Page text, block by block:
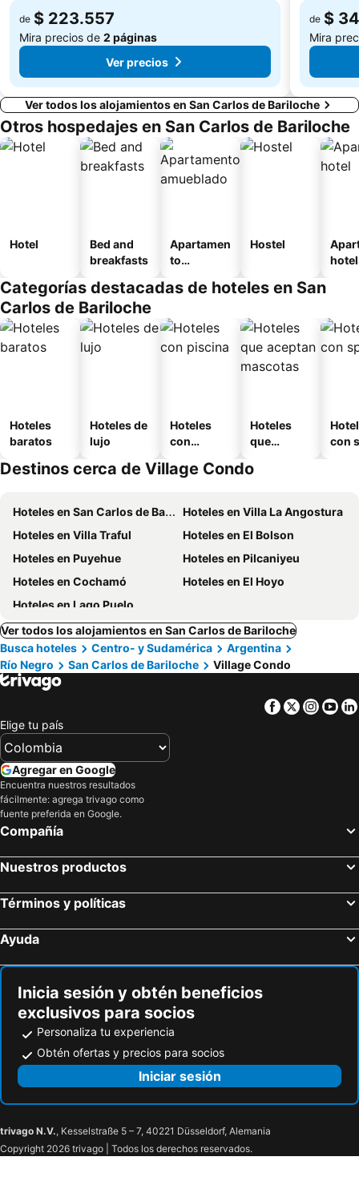
de $ 223.557
Mira precios de 2 páginas
Ver precios
de $
Mira
Ver todos los alojamientos en San Carlos de Bariloche
Otros hospedajes en San Carlos de Bariloche
Hotel
Bed and
breakfasts
Apartamen
to
o
Hostel
hotel
Categorías destacadas de hoteles en San
Carlos de Bariloche
Hoteles
baratos
Hoteles de
lujo
Hoteles
con
Hoteles
que
mascotas
con
Destinos cerca de Village Condo
Hoteles en San Carlos de Bariloche
Hoteles en Villa La Angostura
Hoteles en Villa Traful
Hoteles en El Bolson
Hoteles en Puyehue
Hoteles en Pilcaniyeu
Hoteles en Cochamó
Hoteles en El Hoyo
Hoteles en Lago Puelo
Ver todos los alojamientos en San Carlos de Bariloche
Busca hoteles
Centro- y Sudamérica
Argentina
Río Negro
San Carlos de Bariloche Village Condo
Facebook
Twitter
Elige tu país
Agregar en Google
Encuentra nuestros resultados
fácilmente: agrega trivago como
fuente preferida en Google.
Compañía
Nuestros productos
Términos y políticas
Ayuda
Inicia sesión y obtén beneficios
exclusivos para socios
Personaliza tu experiencia
Obtén ofertas y precios para socios
Iniciar sesión
trivago N.V., Kesselstraße 5 – 7, 40221 Düsseldorf, Alemania
Copyright 2026 trivago | Todos los derechos reservados.